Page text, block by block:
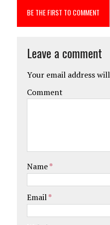
BE THE FIRST TO COMMENT
Leave a comment
Your email address
Comment
Name*
Email*